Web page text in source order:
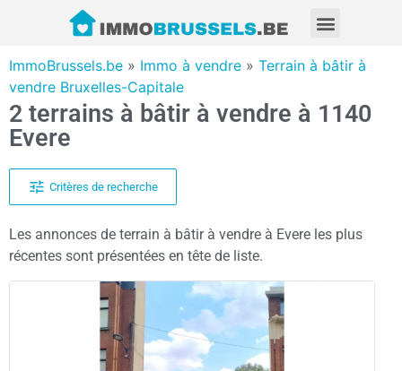
ImmoBrussels.be » Immo à vendre » Terrain à bâtir à
vendre Bruxelles-Capitale
2 terrains à bâtir à vendre à 1140
Evere
Critères de recherche
Les annonces de terrain à bâtir à vendre à Evere les plus
récentes sont présentées en tête de liste.